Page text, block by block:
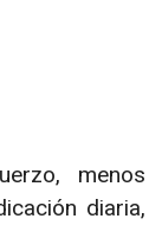
menos
diaria,